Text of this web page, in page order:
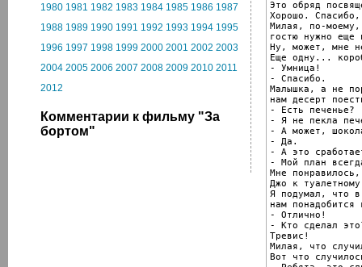
1980 1981 1982 1983 1984 1985 1986 1987
1988 1989 1990 1991 1992 1993 1994 1995
1996 1997 1998 1999 2000 2001 2002 2003
2004 2005 2006 2007 2008 2009 2010 2011
2012
Комментарии к фильму "За
бортом"
Это обряд
Хорошо.
Милая, по-моему,
гостю нужно еще
Ну, может, мне
Еще одну...
- Умница!
- Спасибо.
Малышка, а не
нам десерт
- Есть печенье?
- Я не пекла
- А может,
- Да.
- А это
- Мой план
Мне
Джо к
Я подумал, что в
нам
- Отлично!
- Кто сделал
Тревис!
Милая, что
Вот что